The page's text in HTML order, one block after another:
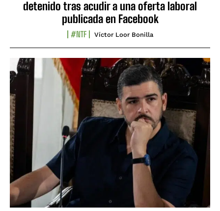
detenido tras acudir a una oferta laboral
publicada en Facebook
#NTF Víctor Loor Bonilla